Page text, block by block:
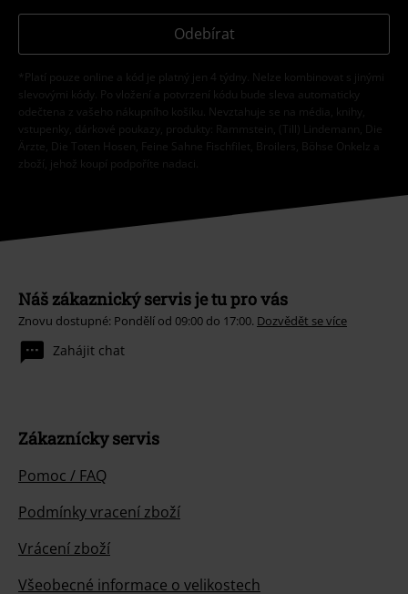
Odebírat
*Platí pouze online a kód je platný jen 4 týdny. Nelze kombinovat s jinými
slevovými kódy. Po vložení a potvrzení kódu bude sleva automaticky
odečtena z vašeho nákupního košíku. Nevztahuje se na média, knihy,
vstupenky, dárkové poukazy, produkty: Rammstein, (Till) Lindemann, Die
Ärzte, Die Toten Hosen, Feine Sahne Fischfilet, Broilers, Böhse Onkelz a
zboží, jehož koupí podpoříte nadaci.
Náš zákaznický servis je tu pro vás
Znovu dostupné: Pondělí od 09:00 do 17:00. Dozvědět se více
Zahájit chat
Zákaznícky servis
Pomoc / FAQ
Podmínky vracení zboží
Vrácení zboží
Všeobecné informace o velikostech